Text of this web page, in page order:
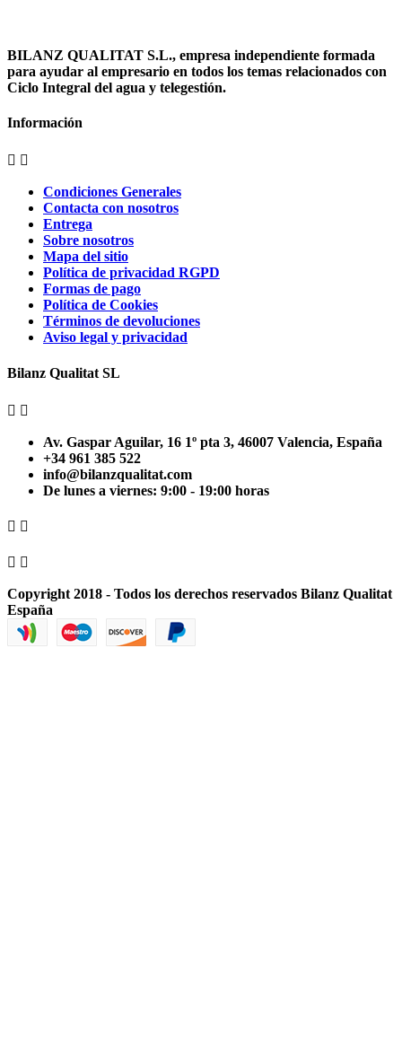
BILANZ QUALITAT S.L., empresa independiente formada
para ayudar al empresario en todos los temas relacionados con
Ciclo Integral del agua y telegestión.
Información
 
Condiciones Generales
Contacta con nosotros
Entrega
Sobre nosotros
Mapa del sitio
Política de privacidad RGPD
Formas de pago
Política de Cookies
Términos de devoluciones
Aviso legal y privacidad
Bilanz Qualitat SL
 
Av. Gaspar Aguilar, 16 1º pta 3, 46007 Valencia, España
+34 961 385 522
info@bilanzqualitat.com
De lunes a viernes: 9:00 - 19:00 horas
 
 
Copyright 2018 - Todos los derechos reservados Bilanz Qualitat
España